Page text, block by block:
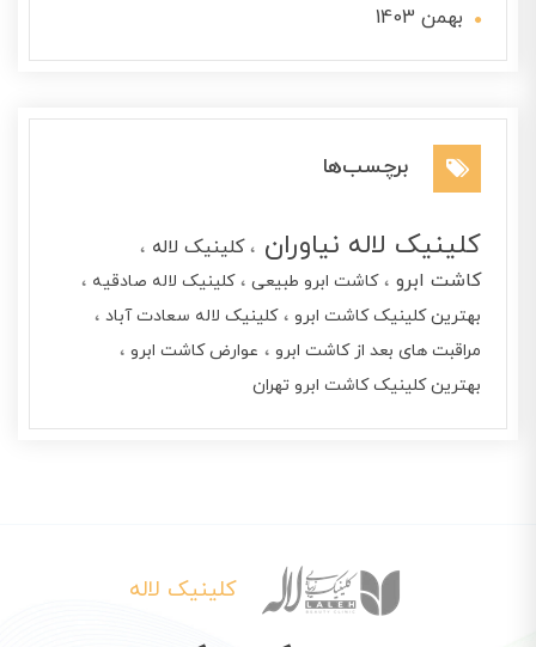
بهمن 1403
برچسب‌ها
کلینیک لاله نیاوران
کلینیک لاله
کاشت ابرو
کاشت ابرو طبیعی
کلینیک لاله صادقیه
بهترین کلینیک کاشت ابرو
کلینیک لاله سعادت آباد
مراقبت های بعد از کاشت ابرو
عوارض کاشت ابرو
بهترین کلینیک کاشت ابرو تهران
کلینیک لاله